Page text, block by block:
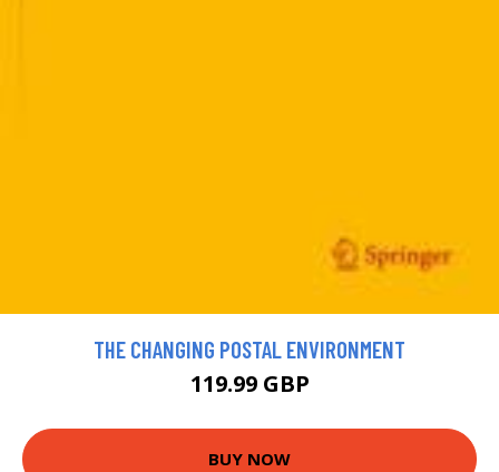
THE CHANGING POSTAL ENVIRONMENT
119.99 GBP
BUY NOW